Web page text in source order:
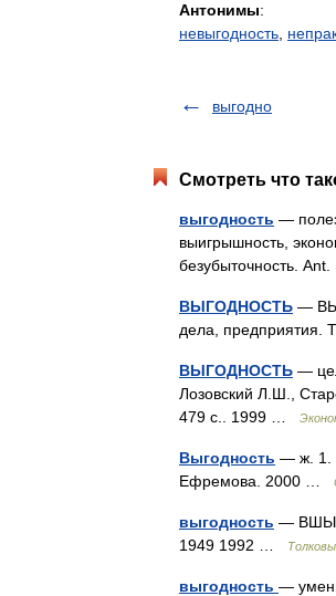
Антонимы:
невыгодность
выгодно
Смотреть что
выгодность —
выигрышность,
безубыточность.
ВЫГОДНОСТЬ —
дела, предприятия.
ВЫГОДНОСТЬ —
Лозовский Л.Ш.,
479 с.. 1999 …
Выгодность — ж. 1.
Ефремова. 2000 …
выгодность —
1949 1992 …
выгодность —